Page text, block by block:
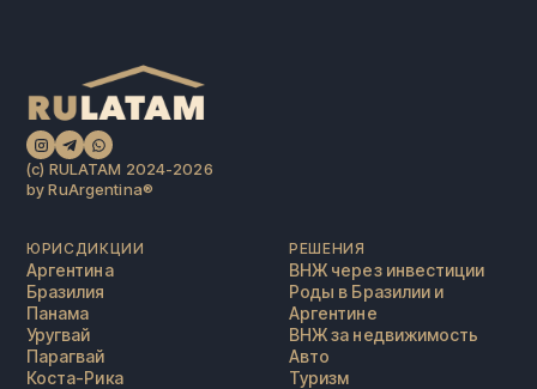
(c) RULATAM 2024-2026
by RuArgentina®️
ЮРИСДИКЦИИ
Аргентина
Бразилия
Панама
Уругвай
Парагвай
Коста-Рика
РЕШЕНИЯ
ВНЖ через инвестиции
Роды в Бразилии и
Аргентине
ВНЖ за недвижимость
Авто
Туризм